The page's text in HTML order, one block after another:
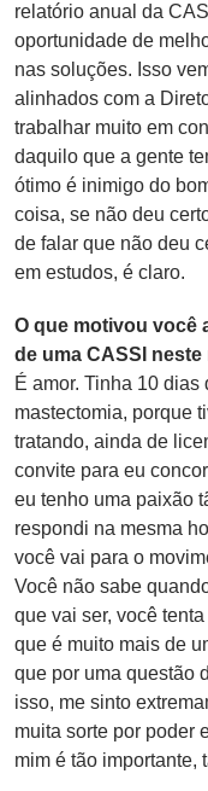
relatório anual da
oportunidade de
nas soluções. Isso
alinhados com a
trabalhar muito em
daquilo que a gente
ótimo é inimigo do
coisa, se não deu
de falar que não deu
em estudos, é claro.
O que motivou você
de uma CASSI
É amor. Tinha 10
mastectomia, porque
tratando, ainda de
convite para eu
eu tenho uma paixão
respondi na mesma
você vai para o
Você não sabe
que vai ser, você
que é muito mais de
que por uma questão
isso, me sinto
muita sorte por poder
mim é tão importante,